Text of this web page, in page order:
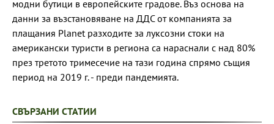
модни бутици в европейските градове. Въз основа на
данни за възстановяване на ДДС от компанията за
плащания Planet разходите за луксозни стоки на
американски туристи в региона са нараснали с над 80%
през третото тримесечие на тази година спрямо същия
период на 2019 г. - преди пандемията.
СВЪРЗАНИ СТАТИИ